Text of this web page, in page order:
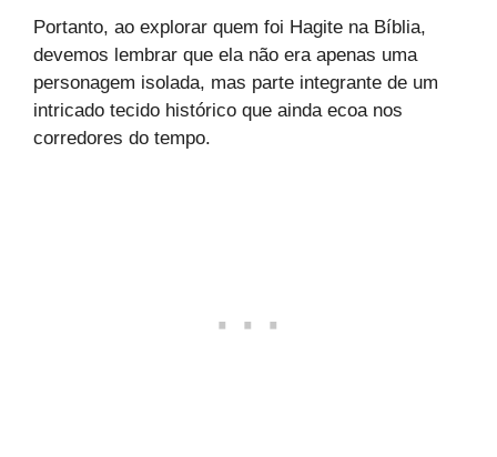
Portanto, ao explorar quem foi Hagite na Bíblia,
devemos lembrar que ela não era apenas uma
personagem isolada, mas parte integrante de um
intricado tecido histórico que ainda ecoa nos
corredores do tempo.